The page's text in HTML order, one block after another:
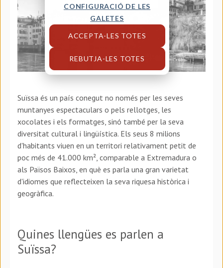
CONFIGURACIÓ DE LES
GALETES
ACCEPTA-LES TOTES
REBUTJA-LES TOTES
Suïssa és un país conegut no només per les seves
muntanyes espectaculars o pels rellotges, les
xocolates i els formatges, sinó també per la seva
diversitat cultural i lingüística. Els seus 8 milions
d'habitants viuen en un territori relativament petit de
poc més de 41.000 km², comparable a Extremadura o
als Països Baixos, en què es parla una gran varietat
d'idiomes que reflecteixen la seva riquesa històrica i
geogràfica.
Quines llengües es parlen a
Suïssa?